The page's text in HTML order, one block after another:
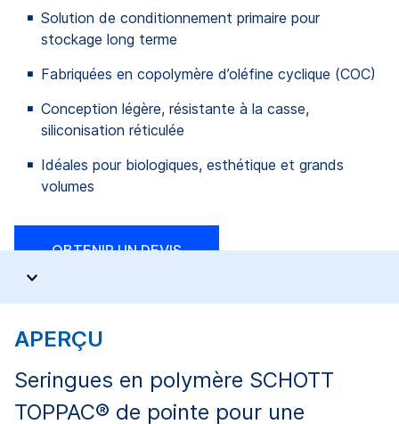
Solution de conditionnement primaire pour
stockage long terme
Fabriquées en copolymère d’oléfine cyclique (COC)
Conception légère, résistante à la casse,
siliconisation réticulée
Idéales pour biologiques, esthétique et grands
volumes
OBTENIR UN DEVIS
APERÇU
Seringues en polymère SCHOTT
TOPPAC® de pointe pour une